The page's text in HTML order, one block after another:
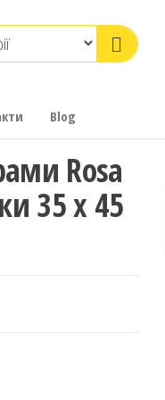
Blog
Rosa
35 x 45